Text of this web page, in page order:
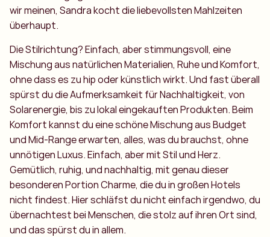
wir meinen, Sandra kocht die liebevollsten Mahlzeiten
überhaupt.
Die Stilrichtung? Einfach, aber stimmungsvoll, eine
Mischung aus natürlichen Materialien, Ruhe und Komfort,
ohne dass es zu hip oder künstlich wirkt. Und fast überall
spürst du die Aufmerksamkeit für Nachhaltigkeit, von
Solarenergie, bis zu lokal eingekauften Produkten. Beim
Komfort kannst du eine schöne Mischung aus Budget
und Mid-Range erwarten, alles, was du brauchst, ohne
unnötigen Luxus. Einfach, aber mit Stil und Herz.
Gemütlich, ruhig, und nachhaltig, mit genau dieser
besonderen Portion Charme, die du in großen Hotels
nicht findest. Hier schläfst du nicht einfach irgendwo, du
übernachtest bei Menschen, die stolz auf ihren Ort sind,
und das spürst du in allem.